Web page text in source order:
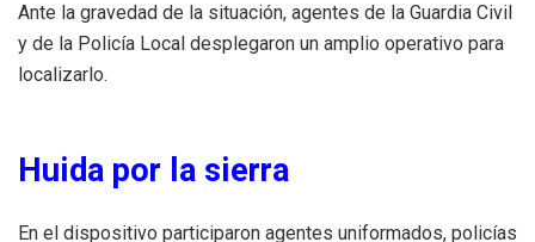
Ante la gravedad de la situación, agentes de la Guardia Civil
y de la Policía Local desplegaron un amplio operativo para
localizarlo.
Huida por la sierra
En el dispositivo participaron agentes uniformados, policías